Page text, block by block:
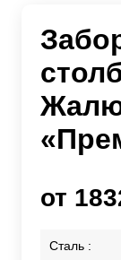
от
Сталь :